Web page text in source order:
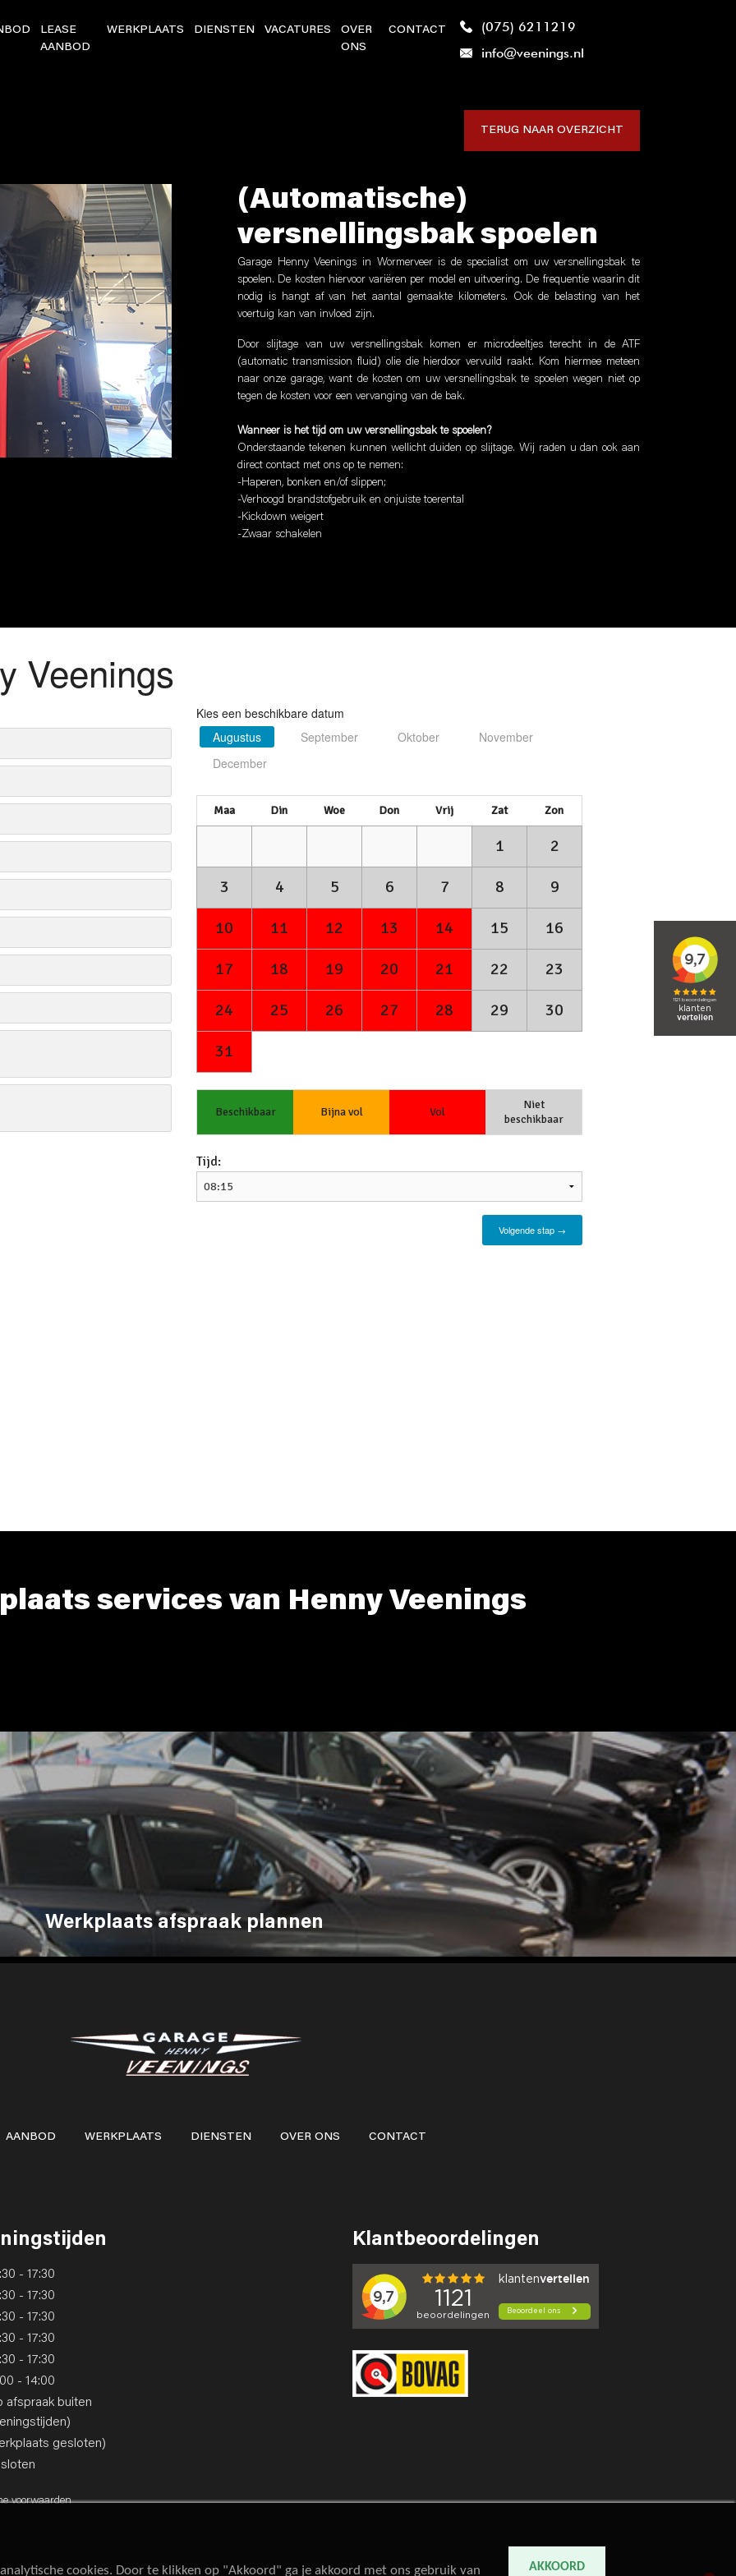
LEASE
AANBOD
WERKPLAATS DIENSTEN VACATURES
OVER
ONS
CONTACT
(075) 6211219
info@veenings.nl
TERUG NAAR OVERZICHT
(Automatische)
versnellingsbak spoelen
Garage Henny Veenings in Wormerveer is de specialist om uw versnellingsbak te
spoelen. De kosten hiervoor variëren per model en uitvoering. De frequentie waarin dit
nodig is hangt af van het aantal gemaakte kilometers. Ook de belasting van het
voertuig kan van invloed zijn.
Door slijtage van uw versnellingsbak komen er microdeeltjes terecht in de ATF
(automatic transmission fluid) olie die hierdoor vervuild raakt. Kom hiermee meteen
naar onze garage, want de kosten om uw versnellingsbak te spoelen wegen niet op
tegen de kosten voor een vervanging van de bak.
Wanneer is het tijd om uw versnellingsbak te spoelen?
Onderstaande tekenen kunnen wellicht duiden op slijtage. Wij raden u dan ook aan
direct contact met ons op te nemen:
-Haperen, bonken en/of slippen;
-Verhoogd brandstofgebruik en onjuiste toerental
-Kickdown weigert
-Zwaar schakelen
services van Henny Veenings
Werkplaats afspraak plannen
AANBOD WERKPLAATS DIENSTEN OVER ONS CONTACT
- 17:30
- 17:30
- 17:30
- 17:30
- 17:30
- 14:00
afspraak buiten
gesloten)
voorwaarden
Klantbeoordelingen
cookies. Door te klikken op "Akkoord" ga je akkoord met ons gebruik van AKKOORD